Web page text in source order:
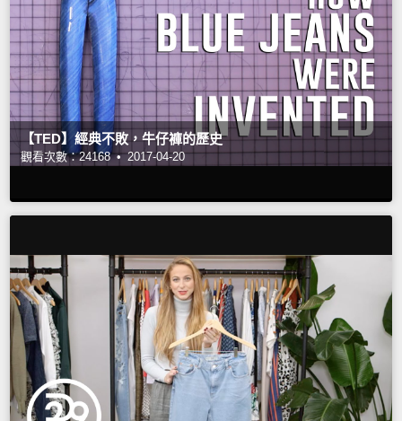
【TED】經典不敗，牛仔褲的歷史
觀看次數：24168 • 2017-04-20